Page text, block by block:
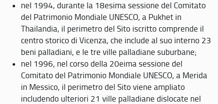
nel 1994, durante la 18esima sessione del Comitato
del Patrimonio Mondiale UNESCO, a Pukhet in
Thailandia, il perimetro del Sito iscritto comprende il
centro storico di Vicenza, che include al suo interno 23
beni palladiani, e le tre ville palladiane suburbane;
nel 1996, nel corso della 20eima sessione del
Comitato del Patrimonio Mondiale UNESCO, a Merida
in Messico, il perimetro del Sito viene ampliato
includendo ulteriori 21 ville palladiane dislocate nel